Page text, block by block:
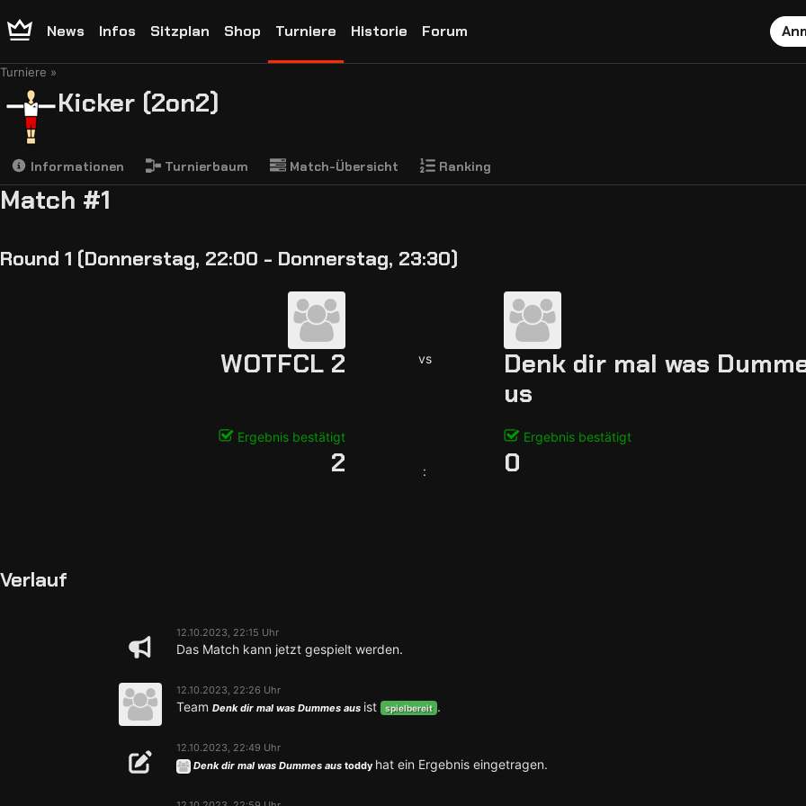
News Infos Sitzplan Shop Turniere Historie Forum
Turniere
Kicker (2on2)
Informationen Turnierbaum Match-Übersicht Ranking
Match #1
Round 1 (Donnerstag, 22:00 - Donnerstag, 23:30)
WOTFCL 2 vs
Denk dir mal was
us
Ergebnis bestätigt Ergebnis bestätigt
2 : 0
Verlauf
12.10.2023, 22:15 Uhr
Das Match kann jetzt gespielt werden.
12.10.2023, 22:26 Uhr
Team Denk dir mal was Dummes aus ist spielbereit .
12.10.2023, 22:49 Uhr
Denk dir mal was Dummes aus toddy hat ein Ergebnis eingetragen.